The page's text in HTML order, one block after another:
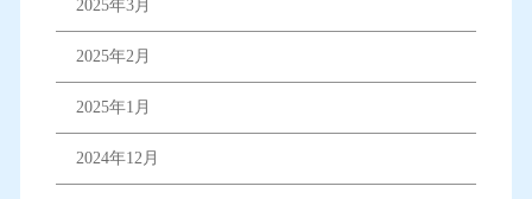
2025年3月
2025年2月
2025年1月
2024年12月